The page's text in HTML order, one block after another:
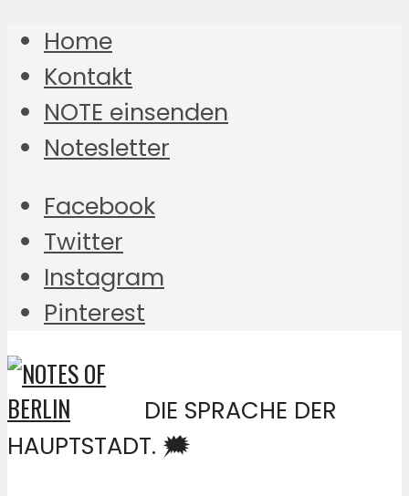
Home
Kontakt
NOTE einsenden
Notesletter
Facebook
Twitter
Instagram
Pinterest
DIE SPRACHE DER
HAUPTSTADT. 🗯️